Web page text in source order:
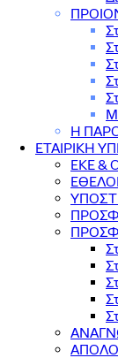
Η
ΕΤΑΙΡΙΚΗ
ΕΚΕ &